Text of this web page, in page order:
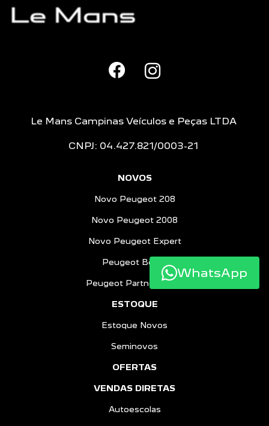
Le Mans Campinas Veículos e Peças LTDA
CNPJ: 04.427.821/0003-21
NOVOS
Novo Peugeot 208
Novo Peugeot 2008
Novo Peugeot Expert
Peugeot Boxer
Peugeot Partner Rapid
ESTOQUE
Estoque Novos
Seminovos
OFERTAS
VENDAS DIRETAS
Autoescolas
WhatsApp